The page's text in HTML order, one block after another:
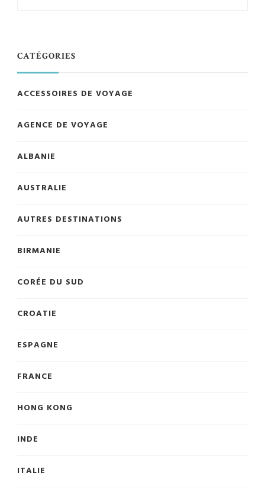
CATÉGORIES
ACCESSOIRES DE VOYAGE
AGENCE DE VOYAGE
ALBANIE
AUSTRALIE
AUTRES DESTINATIONS
BIRMANIE
CORÉE DU SUD
CROATIE
ESPAGNE
FRANCE
HONG KONG
INDE
ITALIE